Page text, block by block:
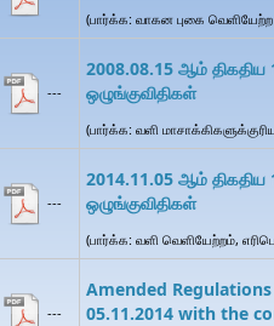
(பார்க்க: வாகன புகை
---
2008.08.15 ஆம்
ஒழுங்குவிதிகள்
(பார்க்க: வளி
---
2014.11.05 ஆம்
ஒழுங்குவிதிகள்
(பார்க்க: வளி வெளியேற்றம்,
---
Amended
05.11.2014 with the